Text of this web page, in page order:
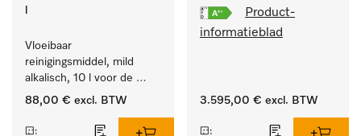
Vloeibaar
reinigingsmiddel, mild
alkalisch, 10 l voor de
reiniging van lichte
bestek en glazen.
88,00 € excl. BTW
Product-
informatieblad
3.595,00 € excl. BTW